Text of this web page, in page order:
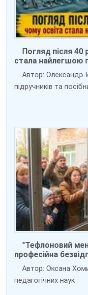
Погляд після 40
стала найлегшою
Автор: Олександр
підручників та
"Тефлоновий
професійна
Автор: Оксана
педагогічних наук